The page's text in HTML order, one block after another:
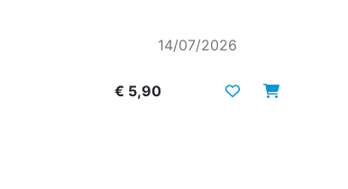
14/07/2026
€ 5,90